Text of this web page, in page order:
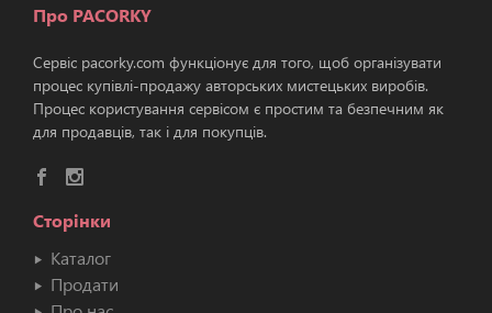
Про PACORKY
Сервіс pacorky.com функціонує для того, щоб організувати
процес купівлі-продажу авторських мистецьких виробів.
Процес користування сервісом є простим та безпечним як
для продавців, так і для покупців.
Сторінки
Каталог
Продати